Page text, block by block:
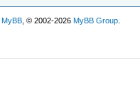
MyBB , © 2002-2026MyBB Group